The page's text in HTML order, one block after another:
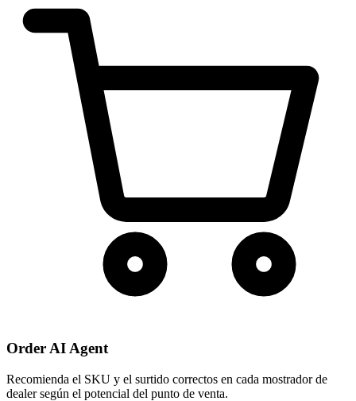
Order AI Agent
Recomienda el SKU y el surtido correctos en cada mostrador de
dealer según el potencial del punto de venta.